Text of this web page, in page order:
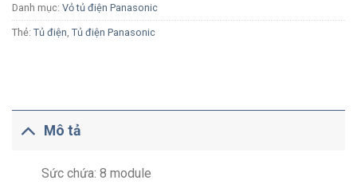
Danh mục: Vỏ tủ điện Panasonic
Thẻ: Tủ điện Tủ điện Panasonic
Mô tả
Sức chứa: 8 module